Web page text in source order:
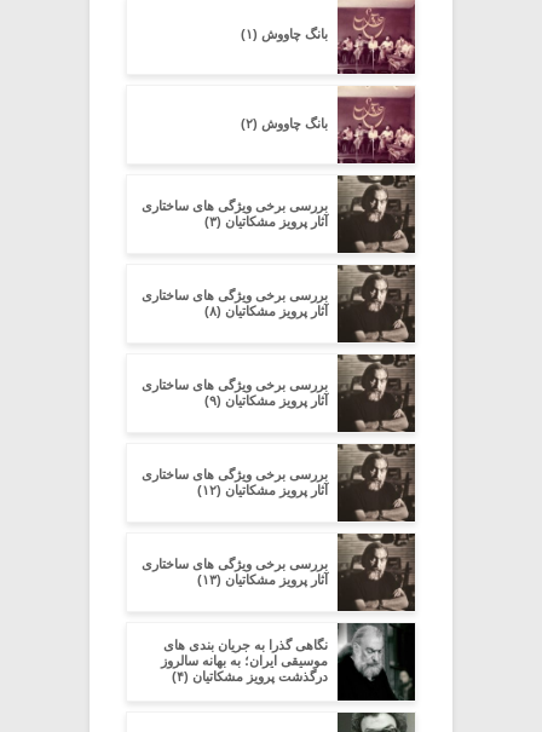
بانگ چاووش (۱)
بانگ چاووش (۲)
بررسی برخی ویژگی های ساختاری
آثار پرویز مشکاتیان (۳)
بررسی برخی ویژگی های ساختاری
آثار پرویز مشکاتیان (۸)
بررسی برخی ویژگی های ساختاری
آثار پرویز مشکاتیان (۹)
بررسی برخی ویژگی های ساختاری
آثار پرویز مشکاتیان (۱۲)
بررسی برخی ویژگی های ساختاری
آثار پرویز مشکاتیان (۱۳)
نگاهی گذرا به جریان بندی های
موسیقی ایران؛ به بهانه سالروز
درگذشت پرویز مشکاتیان (۴)